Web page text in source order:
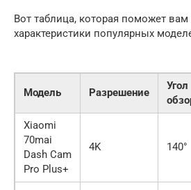
Вот таблица, которая поможет
характеристики популярных
Модель Разрешение
Угол
Xiaomi
70mai
Dash Cam
Pro Plus+
4K 140°